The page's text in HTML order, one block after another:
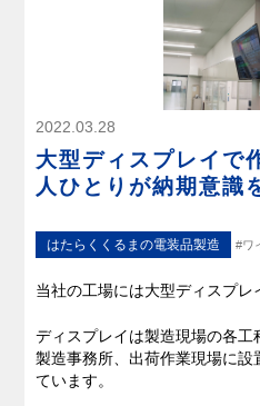
安⼼な電源設備を
あなたのもとへ
電気・電子制御
に加えてモノを
製品・サービス
私たちのブログ
2022.03.28
大型ディスプレイで
人ひとりが納期意識
はたらくくるまの電装品製造 #ワ
当社の工場には大型ディスプレ
ディスプレイは製造現場の各工
製造事務所、出荷作業現場に設
ています。